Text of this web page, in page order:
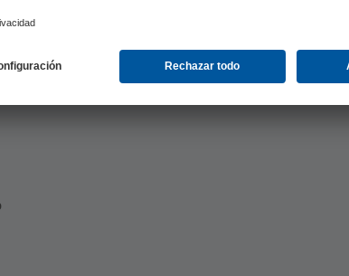
su aplicación de producción
cosmética y farmacéutica